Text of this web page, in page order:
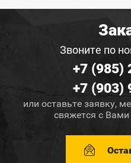
Звоните по
+7 (985)
+7 (903)
или оставьте заявку,
свяжется с Вами